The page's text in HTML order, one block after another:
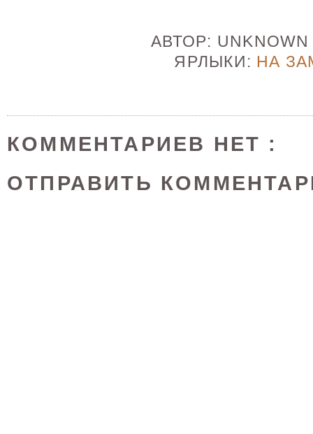
АВТОР:
ЯРЛЫКИ: НА
КОММЕНТАРИЕВ НЕТ :
ОТПРАВИТЬ